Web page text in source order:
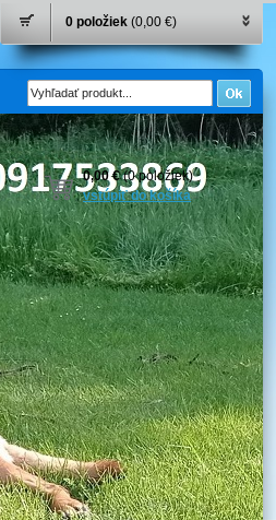
0 položiek (0,00 €)
0,00 €(0 položiek)
vstúpiť do košíka